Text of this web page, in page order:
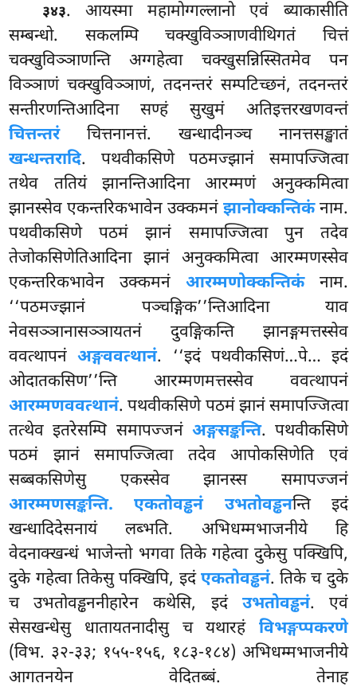
३४३. आयस्मा महामोग्गल्लानो एवं ब्याकासीति
सम्बन्धो. सकलम्पि चक्खुविञ्ञाणवीथिगतं चित्तं
चक्खुविञ्ञाणन्ति अग्गहेत्वा चक्खुसन्निस्सितमेव पन
विञ्ञाणं चक्खुविञ्ञाणं, तदनन्तरं सम्पटिच्छनं, तदनन्तरं
सन्तीरणन्तिआदिना सण्हं सुखुमं अतिइत्तरखणवन्तं
चित्तन्तरंचित्तनानत्तं. खन्धादीनञ्च नानत्तसङ्खातं
खन्धन्तरादि. पथवीकसिणे पठमज्झानं समापज्जित्वा
तथेव ततियं झानन्तिआदिना आरम्मणं अनुक्कमित्वा
झानस्सेव एकन्तरिकभावेन उक्कमनं झानोक्कन्तिकंनाम.
पथवीकसिणे पठमं झानं समापज्जित्वा पुन तदेव
तेजोकसिणेतिआदिना झानं अनुक्कमित्वा आरम्मणस्सेव
एकन्तरिकभावेन उक्कमनं आरम्मणोक्कन्तिकंनाम.
‘‘पठमज्झानं पञ्चङ्गिक’’न्तिआदिना याव
नेवसञ्ञानासञ्ञायतनं दुवङ्गिकन्ति झानङ्गमत्तस्सेव
ववत्थापनंअङ्गववत्थानं. ‘‘इदं पथवीकसिणं…पे… इदं
ओदातकसिण’’न्ति आरम्मणमत्तस्सेव ववत्थापनं
आरम्मणववत्थानं. पथवीकसिणे पठमं झानं समापज्जित्वा
तत्थेव इतरेसम्पि समापज्जनं अङ्गसङ्कन्ति. पथवीकसिणे
पठमं झानं समापज्जित्वा तदेव आपोकसिणेति एवं
सब्बकसिणेसु एकस्सेव झानस्स समापज्जनं
आरम्मणसङ्कन्ति. एकतोवड्ढनं उभतोवड्ढनन्ति इदं
खन्धादिदेसनायं लब्भति. अभिधम्मभाजनीये हि
वेदनाक्खन्धं भाजेन्तो भगवा तिके गहेत्वा दुकेसु पक्खिपि,
दुके गहेत्वा तिकेसु पक्खिपि, इदंएकतोवड्ढनं. तिके च दुके
च उभतोवड्ढननीहारेन कथेसि, इदं उभतोवड्ढनं. एवं
सेसखन्धेसु धातायतनादीसु च यथारहं विभङ्गप्पकरणे
(विभ. ३२-३३; १५५-१५६, १८३-१८४) अभिधम्मभाजनीये
आगतनयेन वेदितब्बं. तेनाह